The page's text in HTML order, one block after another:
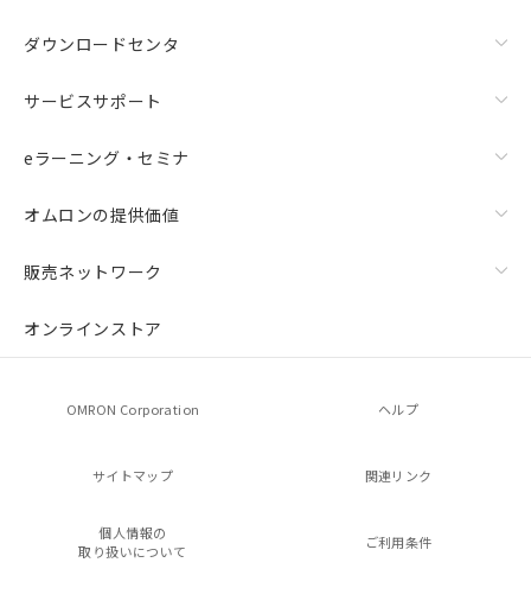
ダウンロードセンタ
サービスサポート
eラーニング・セミナ
オムロンの提供価値
販売ネットワーク
オンラインストア
OMRON Corporation ヘルプ
サイトマップ 関連リンク
個人情報の
取り扱いについて
ご利用条件